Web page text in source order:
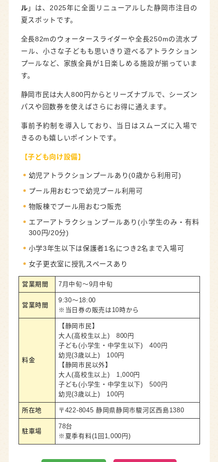
ル」は、2025年に全面リニューアルした静岡市注目の
夏スポットです。
全長82mのウォータースライダーや全長250mの流水プ
ール、小さな子どもも思いきり遊べるアトラクション
プールなど、家族全員が1日楽しめる施設が揃っていま
す。
静岡市民は大人800円からとリーズナブルで、シーズン
パスや回数券を使えばさらにお得に通えます。
事前予約制を導入しており、当日はスムーズに入場で
きるのも嬉しいポイントです。
【子ども向け設備】
幼児アトラクションプールあり(0歳から利用可)
プール用おむつで幼児プール利用可
物販棟でプール用おむつ販売
エアーアトラクションプールあり(小学生のみ・有料
300円/20分)
小学3年生以下は保護者1名につき2名まで入場可
女子更衣室に授乳スペースあり
営業期間 7月中旬～9月中旬
営業時間
9:30～18:00
※当日券の販売は10時から
料金
【静岡市民】
大人(高校生以上) 800円
子ども(小学生・中学生以下) 400円
幼児(3歳以上) 100円
【静岡市民以外】
大人(高校生以上) 1,000円
子ども(小学生・中学生以下) 500円
幼児(3歳以上) 100円
所在地 〒422-8045 静岡県静岡市駿河区西島1380
駐車場
78台
※夏季有料(1回1,000円)